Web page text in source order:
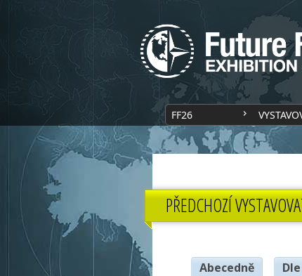
FF26
PŘEDCHOZÍ
Abecedně